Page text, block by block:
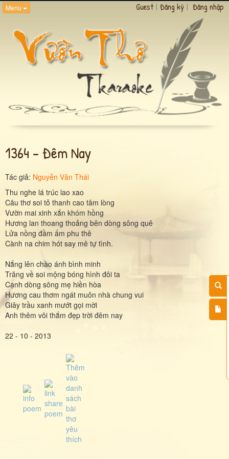
Menu Guest | Đăng ký | Đăng nhập
1364 - Đêm Nay
Tác giả: Nguyễn Văn Thái
Thu nghe lá trúc lao xao
Câu thơ soi tỏ thanh cao tâm lòng
Vườn mai xinh xắn khóm hồng
Hương lan thoang thoảng bên dòng sông quê
Lửa nồng đầm ấm phu thê
Cành na chim hót say mê tự tình.
Nắng lên chào ánh bình minh
Trăng về soi mộng bóng hình đôi ta
Cạnh dòng sông mẹ hiền hòa
Hương cau thơm ngát muôn nhà chung vui
Giây trầu xanh mướt gọi mời
Anh thêm vôi thắm đẹp trời đêm nay
22 - 10 - 2013